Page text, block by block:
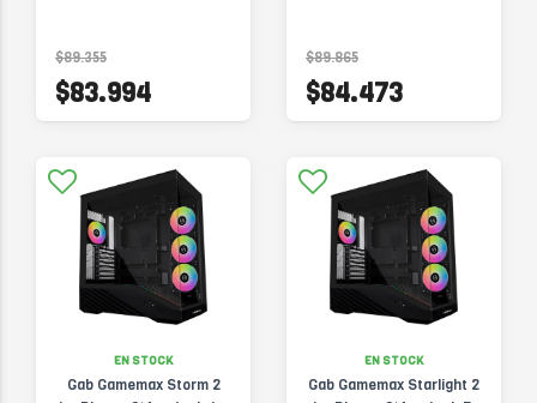
$89.355
$83.994
$89.865
$84.473
EN STOCK
Gab Gamemax Storm 2
EN STOCK
Gab Gamemax Starlight 2